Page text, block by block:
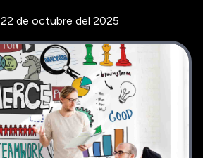
22 de octubre del 2025